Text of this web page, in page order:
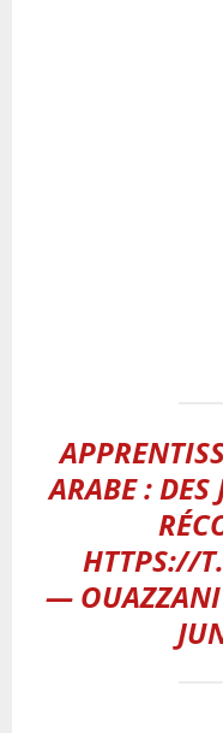
ARABE :
HTTPS://
— OUAZZANI